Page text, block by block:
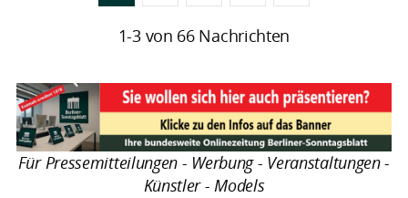
1-3 von 66 Nachrichten
Für Pressemitteilungen - Werbung - Veranstaltungen -
Künstler - Models